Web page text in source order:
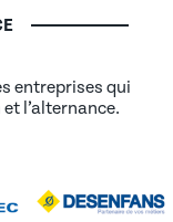
entreprises qui
l’alternance.